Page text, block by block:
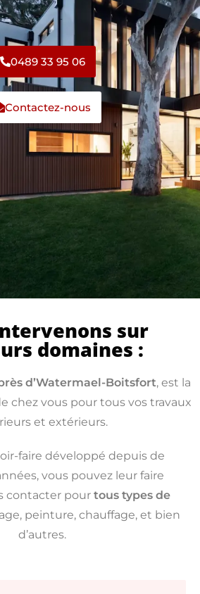
0489 33 95 06
Contactez-nous
sur
domaines :
d’Watermael-Boitsfort, est la
chez vous pour tous vos travaux
et extérieurs.
faire développé depuis de
vous pouvez leur faire
contacter pour tous types de
peinture, chauffage, et bien
d’autres.